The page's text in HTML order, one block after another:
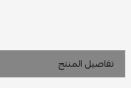
تفاصيل المنتج